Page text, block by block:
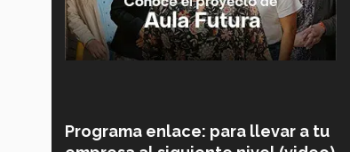
Programa enlace: para llevar a tu